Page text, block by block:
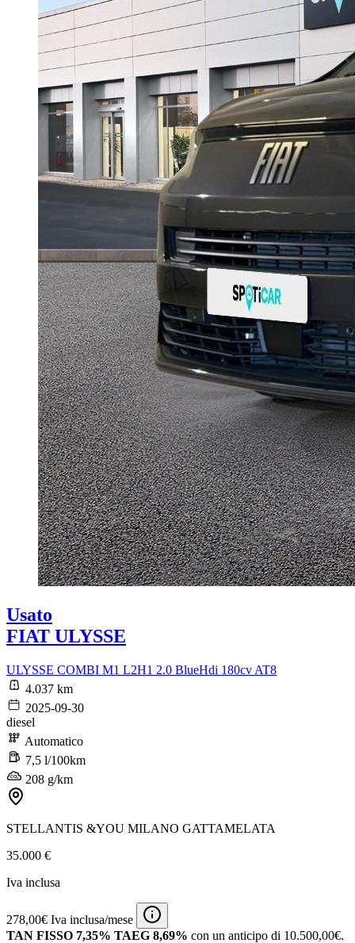
Usato
FIAT ULYSSE
ULYSSE COMBI M1 L2H1 2.0 BlueHdi 180cv AT8
4.037 km
2025-09-30
diesel
Automatico
7,5 l/100km
208 g/km
STELLANTIS &YOU MILANO GATTAMELATA
35.000 €
Iva inclusa
278,00€ Iva inclusa/mese
TAN FISSO 7,35% TAEG 8,69% con un anticipo di 10.500,00€.